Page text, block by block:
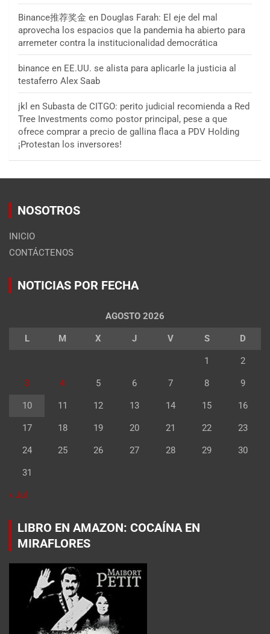
Binance推荐奖金 en Douglas Farah: El eje del mal
aprovecha los espacios que la pandemia ha abierto para
arremeter contra la institucionalidad democrática
binance en EE.UU. se alista para aplicarle la justicia al
testaferro Alex Saab
jkl en Subasta de CITGO: perito judicial recomienda a Red
Tree Investments como postor principal, pese a que
ofrece comprar a precio de gallina flaca a PDV Holding
¡Protestan los inversores!
NOSOTROS
INICIO
CONTÁCTENOS
NOTICIAS POR FECHA
AGOSTO 2026
L M X J V S D
1 2
3 4 5 6 7 8 9
10 11 12 13 14 15 16
17 18 19 20 21 22 23
24 25 26 27 28 29 30
31
« Jul
LIBRO EN AMAZON: COCAÍNA EN
MIRAFLORES